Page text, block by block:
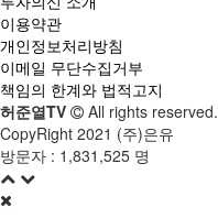
이용약관
개인정보처리방침
이메일 무단수집거부
책임의 한계와 법적고지
허준열TV
All rights reserved.
CopyRight 2021 (주)은유
방문자 : 1,831,525 명